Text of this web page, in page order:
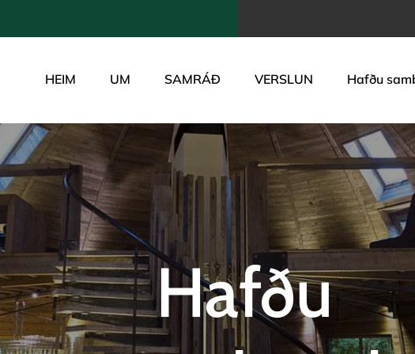
HEIM UM SAMRÁÐ VERSLUN Hafðu
Hafðu